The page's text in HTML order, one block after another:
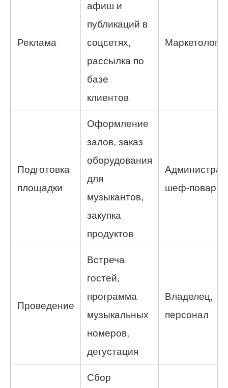
Реклама
афиш и
публикаций в
соцсетях,
рассылка по
базе
клиентов
Маркетолог
Подготовка
площадки
Оформление
залов, заказ
оборудования
для
музыкантов,
закупка
продуктов
шеф-повар
Проведение
Встреча
гостей,
программа
музыкальных
номеров,
дегустация
Владелец,
персонал
Сбор